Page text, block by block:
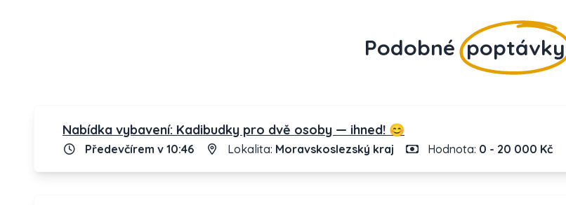
Podobné poptávky
Nabídka vybavení: Kadibudky pro dvě osoby — ihned! 😊
Předevčírem v 10:46 Lokalita: Moravskoslezský kraj Hodnota: 0 - 20 000 Kč